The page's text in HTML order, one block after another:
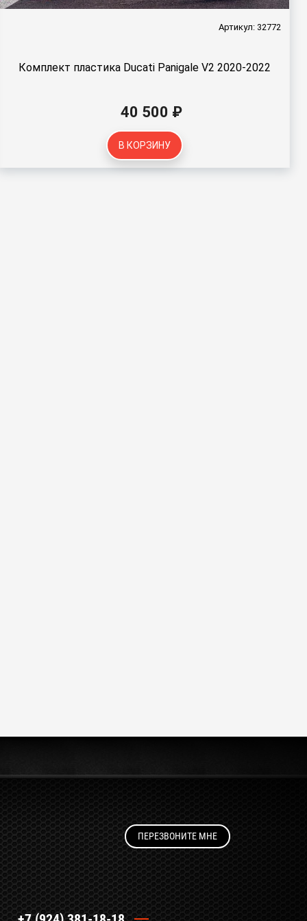
Артикул: 32772
Комплект пластика Ducati Panigale V2 2020-2022
40 500 ₽
В КОРЗИНУ
ПЕРЕЗВОНИТЕ МНЕ